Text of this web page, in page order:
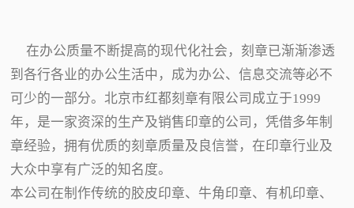
在办公质量不断提高的现代化社会，刻章已渐渐渗透
到各行各业的办公生活中，成为办公、信息交流等必不
可少的一部分。北京市红都刻章有限公司成立于1999
年，是一家资深的生产及销售印章的公司，凭借多年制
章经验，拥有优质的刻章质量及良信誉，在印章行业及
大众中享有广泛的知名度。
本公司在制作传统的胶皮印章、牛角印章、有机印章、